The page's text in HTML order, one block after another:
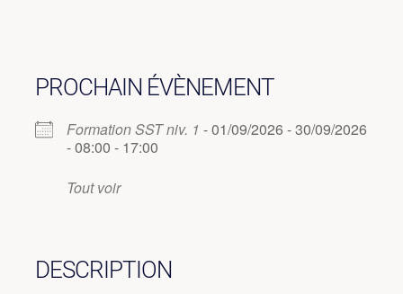
PROCHAIN ÉVÈNEMENT
Formation SST niv. 1 - 01/09/2026 - 30/09/2026
- 08:00 - 17:00
Tout voir
DESCRIPTION